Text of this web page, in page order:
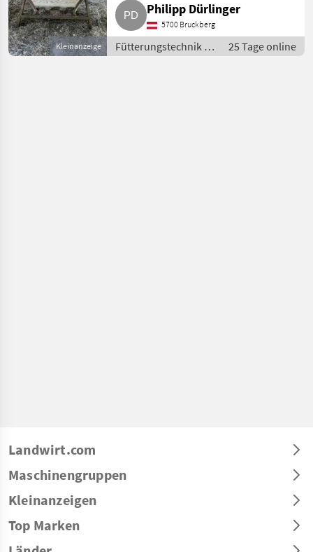
Kleinanzeige
Philipp Dürlinger
5700 Bruckberg
Fütterungstechnik /
Futterraufe
25 Tage online
Landwirt.com
Maschinengruppen
Kleinanzeigen
Top Marken